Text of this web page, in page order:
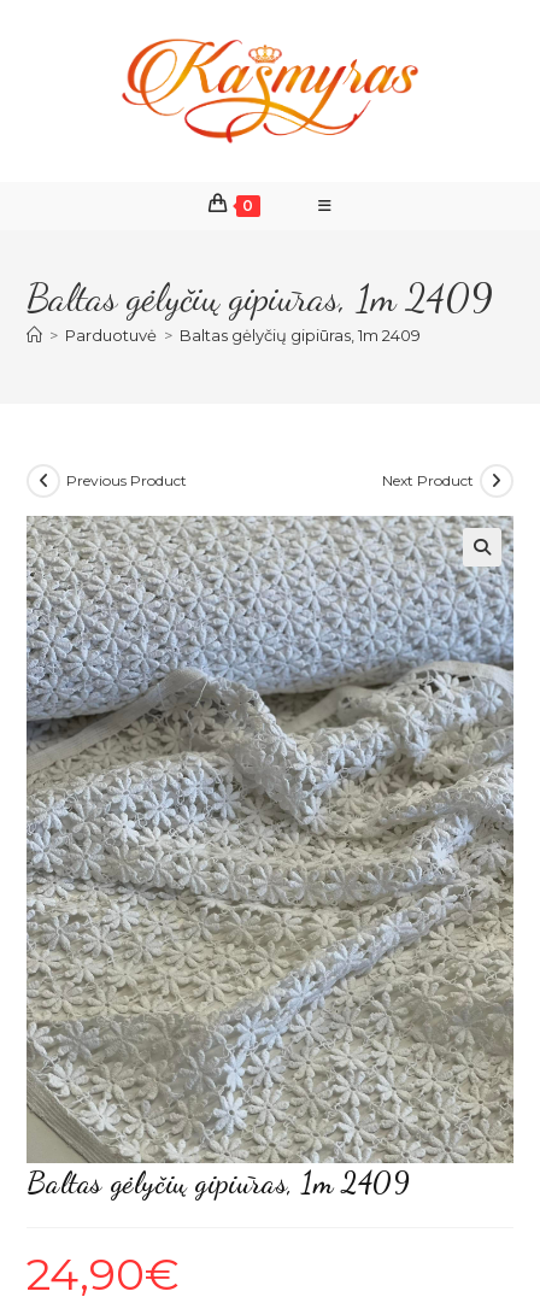
0
Baltas gėlyčių gipiūras, 1m 2409
> Parduotuvė > Baltas gėlyčių gipiūras, 1m 2409
Previous Product Next Product
Baltas gėlyčių gipiūras, 1m 2409
24,90€